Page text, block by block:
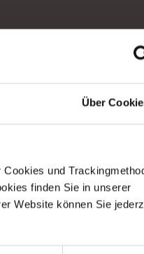
Über
und
finden Sie in unserer
Website können Sie
WORK